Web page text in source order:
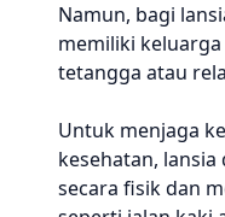
Namun, bagi
memiliki
tetangga atau
Untuk menjaga
kesehatan,
secara fisik dan